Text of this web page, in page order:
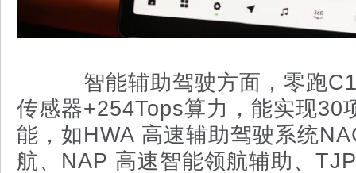
智能辅助驾驶方面，零跑
传感器+254Tops算力，能实现30
能，如HWA 高速辅助驾驶系统
航、NAP 高速智能领航辅助、